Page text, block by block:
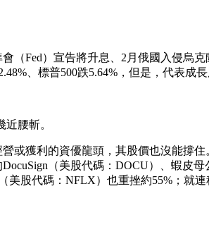
（Fed）宣告將升息、2月俄國入侵烏
、標普500跌5.64%，但是，代表
腰斬。
獲利的資優龍頭，其股價也沒能撐住
（美股代碼：DOCU）、蝦皮
股代碼：NFLX）也重挫約55%；就連